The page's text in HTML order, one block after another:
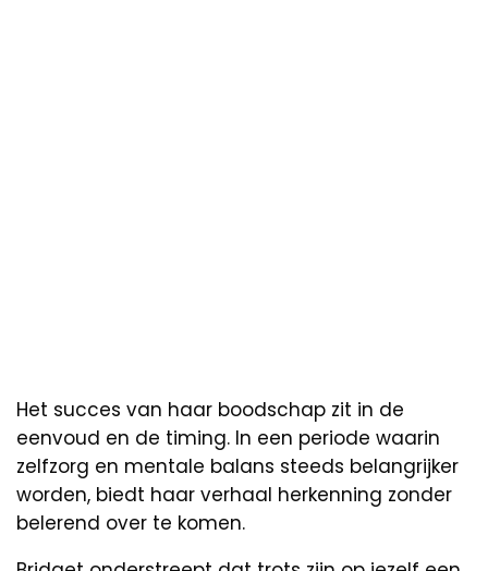
Het succes van haar boodschap zit in de
eenvoud en de timing. In een periode waarin
zelfzorg en mentale balans steeds belangrijker
worden, biedt haar verhaal herkenning zonder
belerend over te komen.